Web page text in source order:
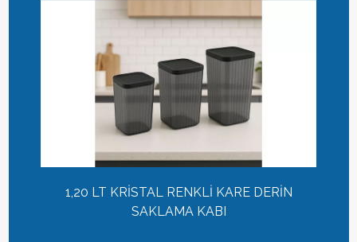
1,20 LT KRİSTAL RENKLİ KARE DERİN
SAKLAMA KABI